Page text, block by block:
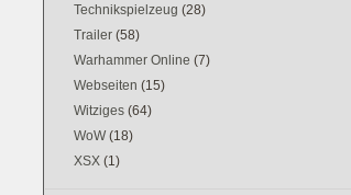
Technikspielzeug (28)
Trailer (58)
Warhammer Online (7)
Webseiten (15)
Witziges (64)
WoW (18)
XSX (1)